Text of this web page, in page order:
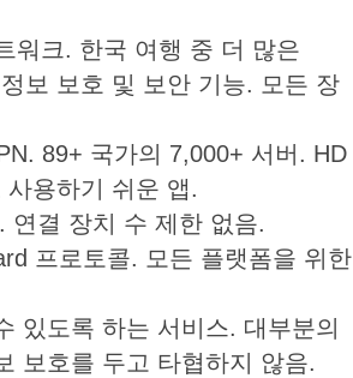
워크. 한국 여행 중 더 많은
보 보호 및 보안 기능. 모든 장
89+ 국가의 7,000+ 서버. HD
용하기 쉬운 앱.
연결 장치 수 제한 없음.
프로토콜. 모든 플랫폼을 위한
있도록 하는 서비스. 대부분의
보호를 두고 타협하지 않음.